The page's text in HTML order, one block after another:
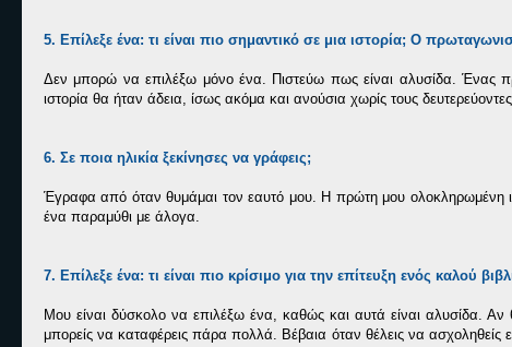
5. Επίλεξε ένα: τι είναι πιο σημαντικό σε μια ιστορία; Ο
Δεν μπορώ να επιλέξω μόνο ένα. Πιστεύω πως είναι αλυσίδα. Ένας
ιστορία θα ήταν άδεια, ίσως ακόμα και ανούσια χωρίς τους
6. Σε ποια ηλικία ξεκίνησες να γράφεις;
Έγραφα από όταν θυμάμαι τον εαυτό μου. Η πρώτη μου ολοκληρωμένη
ένα παραμύθι με άλογα.
7. Επίλεξε ένα: τι είναι πιο κρίσιμο για την επίτευξη ενός καλού
Μου είναι δύσκολο να επιλέξω ένα, καθώς και αυτά είναι αλυσίδα.
μπορείς να καταφέρεις πάρα πολλά. Βέβαια όταν θέλεις να ασχοληθείς